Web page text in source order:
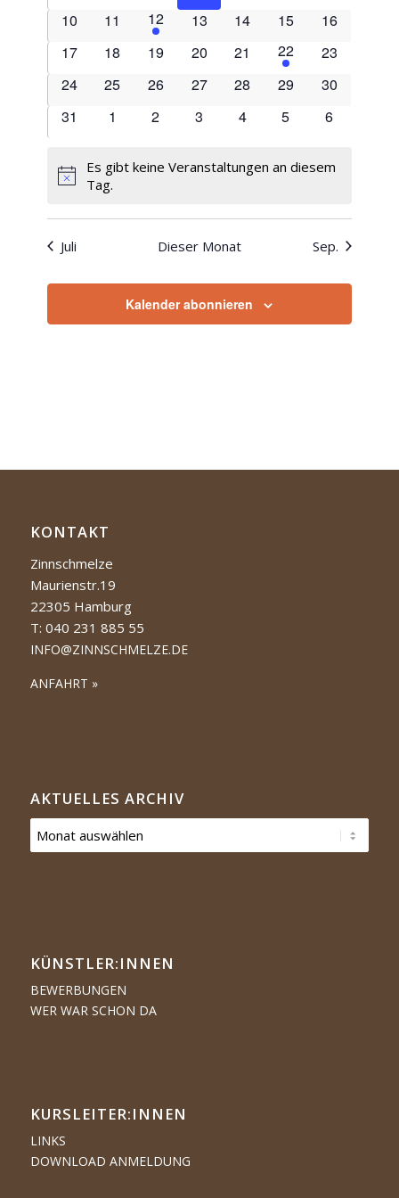
Veranstaltungen
Veranstaltungen
Veranstaltungen
0
Veranstaltungen
10
0
Veranstaltungen
11
1
Veranstaltung
12
0
13
0
14
0
15
0
16
0
17
0
18
0
19
0
Veranstaltungen
20
0
Veranstaltungen
21
1
Veranstaltung
22
0
23
0
24
0
25
0
26
0
27
0
28
0
29
0
30
0
31
0
1
0
2
0
3
0
4
0
5
0
6
Hinweis
Es gibt keine Veranstaltungen an diesem
Tag.
Juli Dieser Monat Sep.
Kalender abonnieren
KONTAKT
Zinnschmelze
Maurienstr.19
22305 Hamburg
T: 040 231 885 55
INFO@ZINNSCHMELZE.DE
ANFAHRT »
AKTUELLES ARCHIV
KÜNSTLER:­­INNEN
BEWERBUNGEN
WER WAR SCHON DA
KURSLEITER:INNEN
LINKS
DOWNLOAD ANMELDUNG